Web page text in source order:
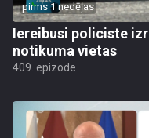
pirms 1 nedēļas
Iereibusi policiste
notikuma vietas
409. epizode